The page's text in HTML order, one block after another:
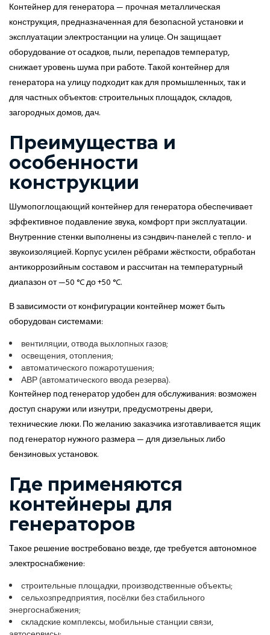
Контейнер для генератора — прочная металлическая
конструкция, предназначенная для безопасной установки и
эксплуатации электростанции на улице. Он защищает
оборудование от осадков, пыли, перепадов температур,
снижает уровень шума при работе. Такой контейнер для
генератора на улицу подходит как для промышленных, так и
для частных объектов: строительных площадок, складов,
загородных домов, дач.
Преимущества и
особенности
конструкции
Шумопоглощающий контейнер для генератора обеспечивает
эффективное подавление звука, комфорт при эксплуатации.
Внутренние стенки выполнены из сэндвич-панелей с тепло- и
звукоизоляцией. Корпус усилен рёбрами жёсткости, обработан
антикоррозийным составом и рассчитан на температурный
диапазон от —50 °C до +50 °C.
В зависимости от конфигурации контейнер может быть
оборудован системами:
вентиляции, отвода выхлопных газов;
освещения, отопления;
автоматического пожаротушения;
АВР (автоматического ввода резерва).
Контейнер под генератор удобен для обслуживания: возможен
доступ снаружи или изнутри, предусмотрены двери,
технические люки. По желанию заказчика изготавливается ящик
под генератор нужного размера — для дизельных либо
бензиновых установок.
Где применяются
контейнеры для
генераторов
Такое решение востребовано везде, где требуется автономное
электроснабжение:
строительные площадки, производственные объекты;
сельхозпредприятия, посёлки без стабильного
энергоснабжения;
складские комплексы, мобильные станции связи,